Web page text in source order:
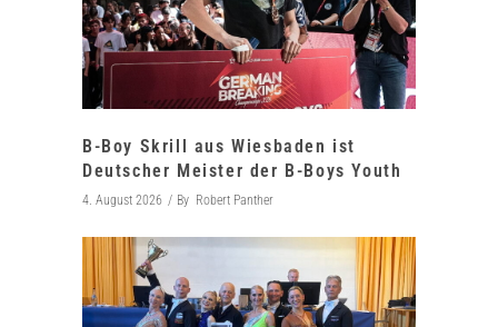
B-Boy Skrill aus Wiesbaden ist
Deutscher Meister der B-Boys Youth
4. August 2026 By Robert Panther